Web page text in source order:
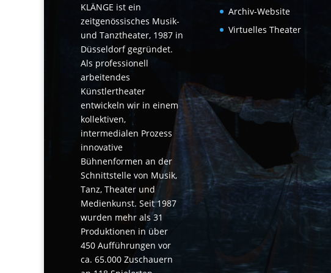
KLÄNGE ist ein
zeitgenössisches Musik-
und Tanztheater, 1987 in
Düsseldorf gegründet.
Als professionell
arbeitendes
Künstlertheater
entwickeln wir in einem
kollektiven,
intermedialen Prozess
innovative
Bühnenformen an der
Schnittstelle von Musik,
Tanz, Theater und
Medienkunst. Seit 1987
wurden mehr als 31
Produktionen in über
450 Aufführungen vor
ca. 65.000 Zuschauern
Archiv-Website
Virtuelles Theater